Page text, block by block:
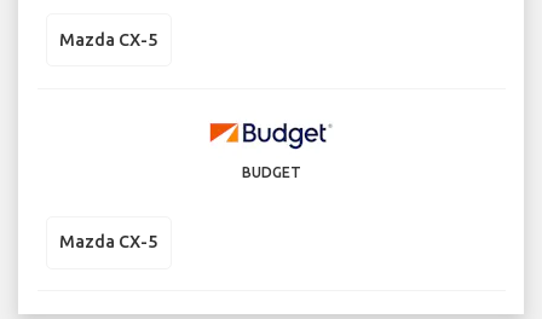
Mazda CX-5
BUDGET
Mazda CX-5